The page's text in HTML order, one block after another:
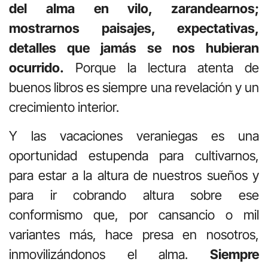
del alma en vilo, zarandearnos;
mostrarnos paisajes, expectativas,
detalles que jamás se nos hubieran
ocurrido. Porque la lectura atenta de
buenos libros es siempre una revelación y un
crecimiento interior.
Y las vacaciones veraniegas es una
oportunidad estupenda para cultivarnos,
para estar a la altura de nuestros sueños y
para ir cobrando altura sobre ese
conformismo que, por cansancio o mil
variantes más, hace presa en nosotros,
inmovilizándonos el alma. Siempre